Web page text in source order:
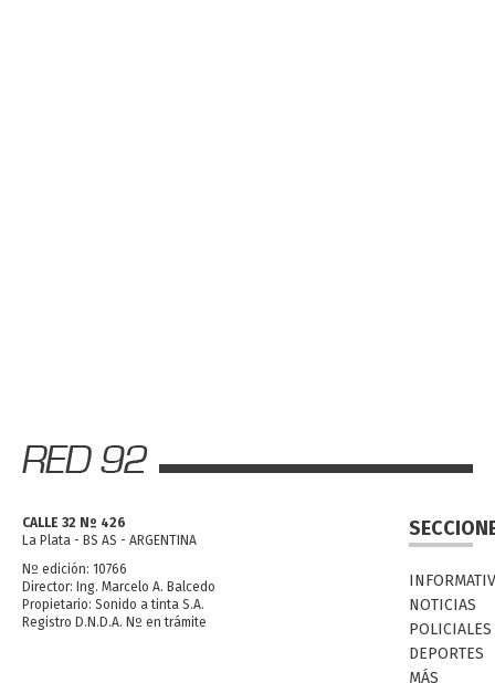
CALLE 32 Nº 426
La Plata - BS AS - ARGENTINA
Nº edición: 10766
Director: Ing. Marcelo A. Balcedo
Propietario: Sonido a tinta S.A.
Registro D.N.D.A. Nº en trámite
NOTICIAS
POLICIALES
DEPORTES
MÁS